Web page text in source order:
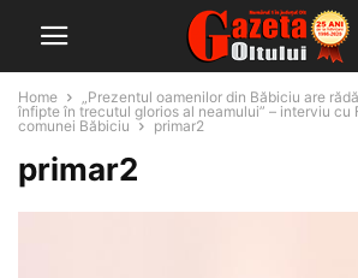
Home
„Prezentul oamenilor din Băbiciu are
înfipte în trecutul glorios al neamului” – interviu cu
comunei Băbiciu
primar2
primar2